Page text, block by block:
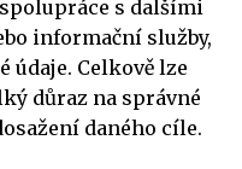
s dalšími
informační služby,
Celkově lze
důraz na správné
daného cíle.